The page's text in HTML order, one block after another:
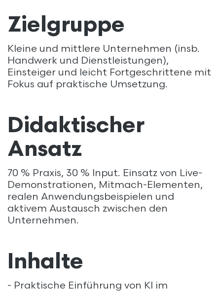
Zielgruppe
Kleine und mittlere Unternehmen (insb.
Handwerk und Dienstleistungen),
Einsteiger und leicht Fortgeschrittene mit
Fokus auf praktische Umsetzung.
Didaktischer
Ansatz
70 % Praxis, 30 % Input. Einsatz von Live-
Demonstrationen, Mitmach-Elementen,
realen Anwendungsbeispielen und
aktivem Austausch zwischen den
Unternehmen.
Inhalte
- Praktische Einführung von KI im